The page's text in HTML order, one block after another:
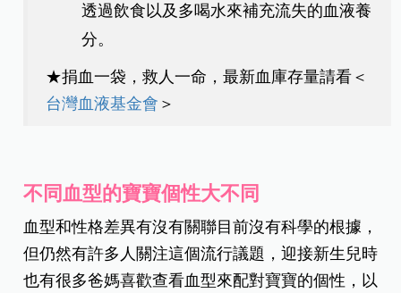
透過飲食以及多喝水來補充流失的血液養
分。
★捐血一袋，救人一命，最新血庫存量請看＜
台灣血液基金會 ＞
不同血型的寶寶個性大不同
血型和性格差異有沒有關聯目前沒有科學的根據，
但仍然有許多人關注這個流行議題，迎接新生兒時
也有很多爸媽喜歡查看血型來配對寶寶的個性，以